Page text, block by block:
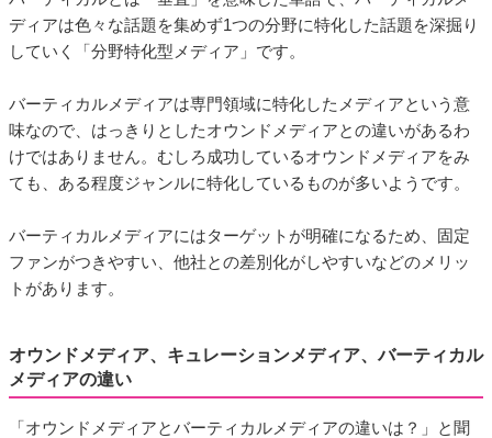
ディアは色々な話題を集めず1つの分野に特化した話題を深掘り
していく「分野特化型メディア」です。
バーティカルメディアは専門領域に特化したメディアという意
味なので、はっきりとしたオウンドメディアとの違いがあるわ
けではありません。むしろ成功しているオウンドメディアをみ
ても、ある程度ジャンルに特化しているものが多いようです。
バーティカルメディアにはターゲットが明確になるため、固定
ファンがつきやすい、他社との差別化がしやすいなどのメリッ
トがあります。
オウンドメディア、キュレーションメディア、バーティカル
メディアの違い
「オウンドメディアとバーティカルメディアの違いは？」と聞